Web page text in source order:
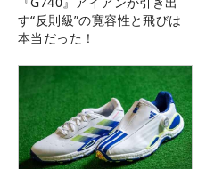
す“反則級”の寛容性と飛びは
本当だった！